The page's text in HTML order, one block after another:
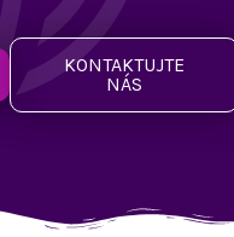
KONTAKTUJTE
NÁS